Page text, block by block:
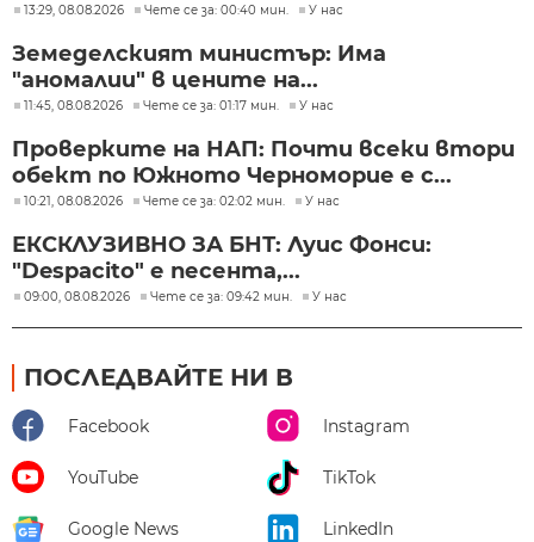
13:29, 08.08.2026 Чете се за: 00:40 мин. У нас
Земеделският министър: Има
"аномалии" в цените на...
11:45, 08.08.2026 Чете се за: 01:17 мин. У нас
Проверките на НАП: Почти всеки втори
обект по Южното Черноморие е с...
10:21, 08.08.2026 Чете се за: 02:02 мин. У нас
ЕКСКЛУЗИВНО ЗА БНТ: Луис Фонси:
"Despacito" е песента,...
09:00, 08.08.2026 Чете се за: 09:42 мин. У нас
ПОСЛЕДВАЙТЕ НИ В
Facebook Instagram
YouTube TikTok
Google News LinkedIn